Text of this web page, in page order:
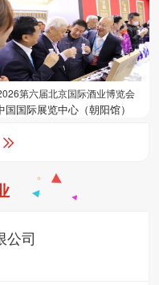
第六届北京国际酒业博览会
国国际展览中心（朝阳馆）
公司